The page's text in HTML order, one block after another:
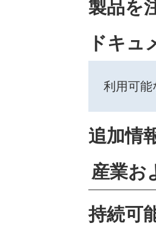
製品を
ドキュ
利用可能
追加情
産業お
持続可